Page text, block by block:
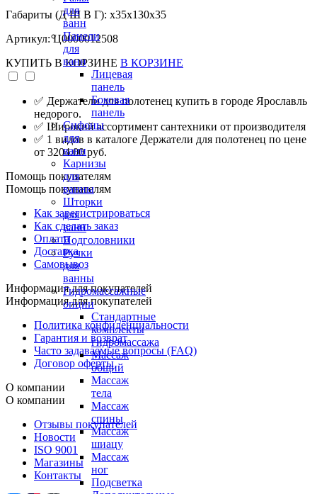
для
ванн
Панели
для
ванн
Лицевая
панель
Боковая
панель
Сифоны
для
ванн
Карнизы
для
ванны
Шторки
для
ванн
Подголовники
Ручки
для
ванны
Гидромассажные
опции
Стандартные
комплекты
гидромассажа
Массаж
общий
Массаж
тела
Массаж
спины
Массаж
шиацу
Массаж
ног
Подсветка
Габариты (Д Ш В Г): x35x130x35
Артикул: Ц0000012508
КУПИТЬ В КОРЗИНЕ В КОРЗИНЕ
✅ Держатели для полотенец купить в городе Ярославль
недорого.
✅ Широкий ассортимент сантехники от производителя
✅ 1 видов в каталоге Держатели для полотенец по цене
от 3204.00 руб.
Помощь покупателям
Помощь покупателям
Как зарегистрироваться
Как сделать заказ
Оплата
Доставка
Самовывоз
Информация для покупателей
Информация для покупателей
Политика конфиденциальности
Гарантия и возврат
Часто задаваемые вопросы (FAQ)
Договор оферты
О компании
О компании
Отзывы покупателей
Новости
ISO 9001
Магазины
Контакты